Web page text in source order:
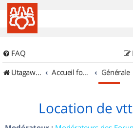
FAQ
UtagawaVTT (Randos VTT et VTTAE avec traces GPS)
Accueil forum Générale
Location de